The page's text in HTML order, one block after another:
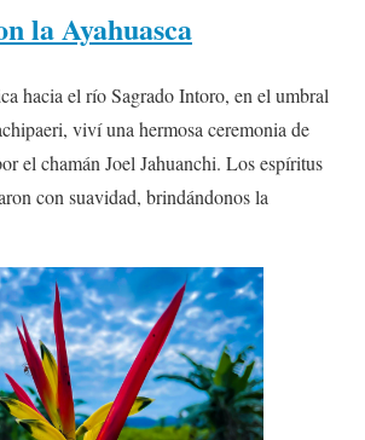
la Ayahuasca
hacia el río Sagrado Intoro, en el umbral
viví una hermosa ceremonia de
el chamán Joel Jahuanchi. Los espíritus
con suavidad, brindándonos la